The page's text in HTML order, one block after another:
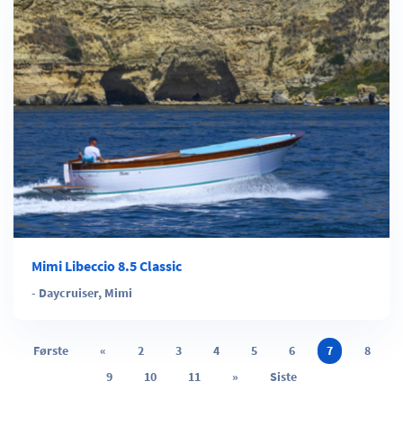
Mimi Libeccio 8.5 Classic
- Daycruiser, Mimi
Første « 2 3 4 5 6 7
8
9
10 11 » Siste